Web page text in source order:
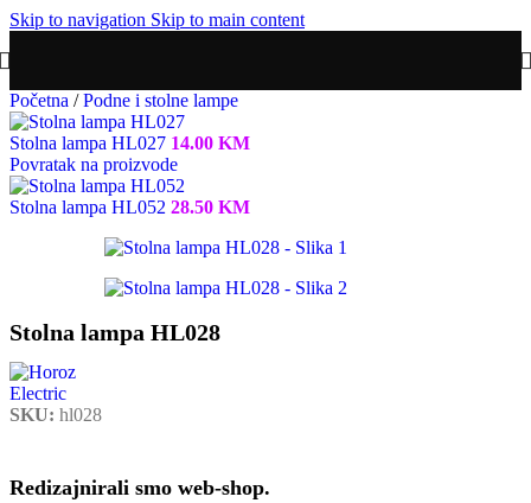
Skip to navigation Skip to main content
Početna / Podne i stolne lampe
Stolna lampa HL027 14.00 KM
Povratak na proizvode
Stolna lampa HL052 28.50 KM
Stolna lampa HL028
SKU: hl028
Redizajnirali smo web-shop.